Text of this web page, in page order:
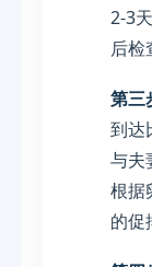
2-3
后检
第三
到达
与夫
根据
的促